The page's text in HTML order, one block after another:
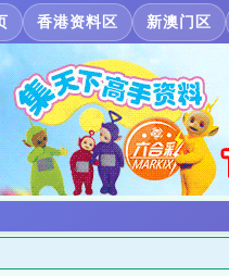
香港资料区 新澳门区